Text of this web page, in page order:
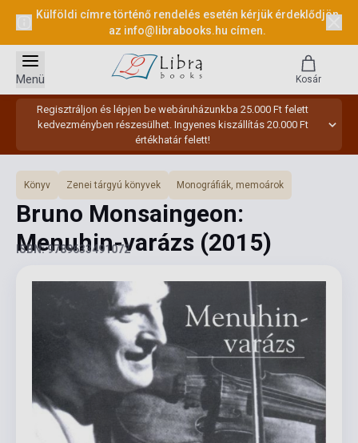
Külföldi címre történő rendelés esetén kérjük érdeklődjön
az info@librabooks.hu címen.
Regisztráljon és lépjen be webáruházunkba 25.000 Ft felett
kedvezményben részesülhet. Ingyenes kiszállítás 20.000 Ft
értékhatár felett!
Menü Kosár
Könyv Zenei tárgyú könyvek Monográfiák, memoárok
Bruno Monsaingeon:
Menuhin-varázs (2015)
ISBN: 9789633491072